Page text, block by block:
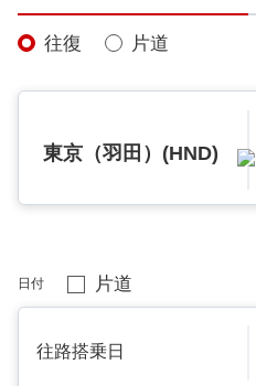
往復 片道
東京（羽田）(HND)
日付 片道
往路搭乗日